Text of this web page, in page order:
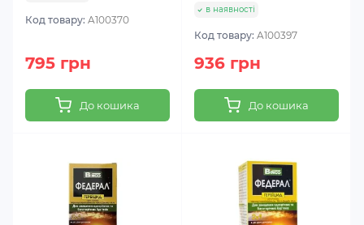
Код товару: A100370
795 грн
До кошика
в наявності
Код товару: A100397
936 грн
До кошика